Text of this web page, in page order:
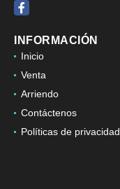
Facebook
INFORMACIÓN
Inicio
Venta
Arriendo
Contáctenos
Políticas de privacidad